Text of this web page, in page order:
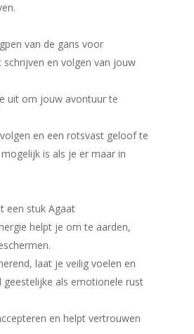
van de gans voor
schrijven en volgen van jouw
uit om jouw avontuur te
en een rotsvast geloof te
is als je er maar in
een stuk Agaat
helpt je om te aarden,
laat je veilig voelen en
als emotionele rust
en helpt vertrouwen